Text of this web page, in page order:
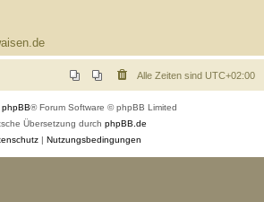
Alle Zeiten sind UTC+02:00
phpBB® Forum Software © phpBB Limited
Übersetzung durch phpBB.de
| Nutzungsbedingungen